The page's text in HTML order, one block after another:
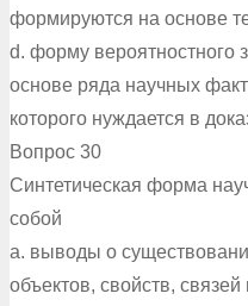
формируются на основе
d. форму вероятностного
основе ряда научных
которого нуждается в
Вопрос 30
Синтетическая форма
собой
a. выводы о
объектов, свойств,